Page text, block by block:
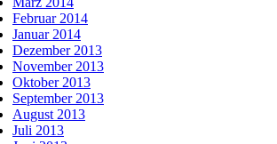
Februar 2014
Januar 2014
Dezember 2013
November 2013
Oktober 2013
September 2013
August 2013
Juli 2013